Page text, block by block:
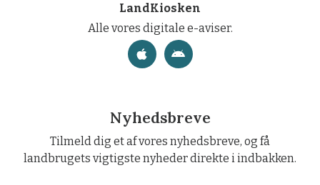
LandKiosken
Alle vores digitale e-aviser.
Nyhedsbreve
Tilmeld dig et af vores nyhedsbreve, og få
landbrugets vigtigste nyheder direkte i indbakken.